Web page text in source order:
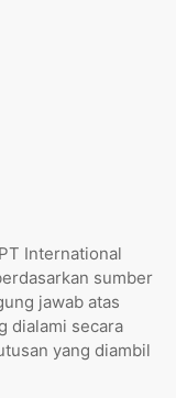
International
sumber
jawab atas
dialami secara
yang diambil